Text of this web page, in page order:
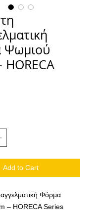
HORECA
Add to Cart
Φόρμα
– HORECA Series